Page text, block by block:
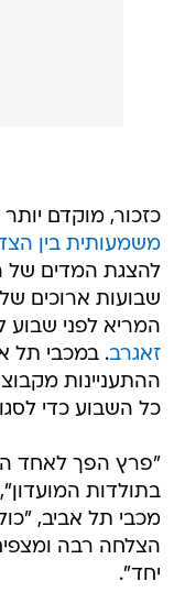
כזכור, מוקדם יותר
משמעותית בין
להצגת המדים של
שבועות ארוכים
המריא לפני שבוע
זאגרב. במכבי תל
ההתעניינות
כל השבוע כדי
"פרץ הפך לאחד
בתולדות
מכבי תל אביב,
הצלחה רבה
יחד".